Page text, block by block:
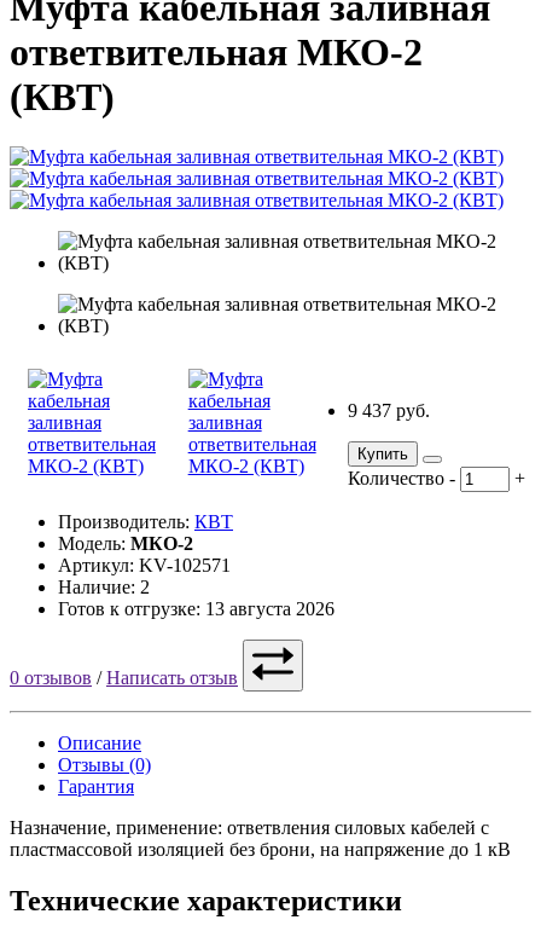
ответвительная МКО-2
(КВТ)
9 437 руб.
Купить
Количество - +
Производитель: КВТ
Модель: МКО-2
Артикул: KV-102571
Наличие: 2
Готов к отгрузке: 13 августа 2026
0 отзывов /Написать отзыв
Описание
Отзывы (0)
Гарантия
Назначение, применение: ответвления силовых кабелей с
пластмассовой изоляцией без брони, на напряжение до 1 кВ
Технические характеристики